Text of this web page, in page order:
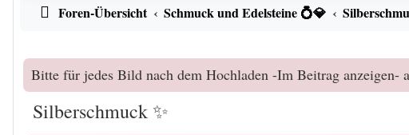
Foren-Übersicht Schmuck und Edelsteine 💍💎
Bitte für jedes Bild nach dem Hochladen -Im Beitrag anzeigen-
Silberschmuck ✨